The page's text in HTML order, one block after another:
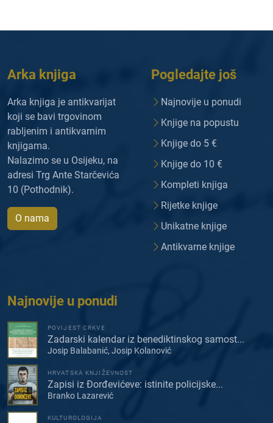
Arka knjiga
Arka knjiga je antikvarijat
koji se bavi trgovinom
rabljenim i antikvarnim
knjigama.
Nalazimo se u Osijeku, na
adresi Trg Ante Starčevića
10 (Pothodnik).
O nama
Pogledajte još
Najnovije u ponudi
Knjige na popustu
Knjige do 5 €
Knjige do 10 €
Kompleti knjiga
Rijetke knjige
Unikatne knjige
Antikvarne knjige
Najnovije u ponudi
POVIJEST CRKVE
Zadarski kalendar iz benediktinskog samost...
Josip Balabanić, Josip Kolanović
HRVATSKA KNJIŽEVNOST
Zapisi iz Đorđevićeve: istinite policijske...
Branko Lazarević
KULTUROLOGIJA